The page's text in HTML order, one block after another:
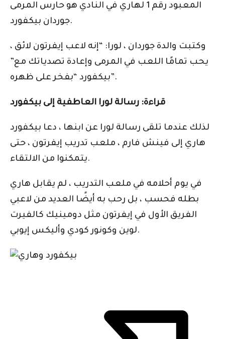
المعبود رقم 1 لهاري في النادي هو حارس المرمى
جوردان بيكفورد.
وكتبت والدة جوردان ، لورا: “إنه لاعب إيفرتون لائق ،
يحب تمامًا اللعب في المرمى وإعادة تصدياتك مع”
بيكفورد “بفخر على ظهره”.
قراءة: رسالة لورا العاطفية إلى بيكفورد
لذلك عندما تلقى رسالة لورا عن ابنها ، دعا بيكفورد
هاري إلى فينش فارم ، ملعب تدريب إيفرتون ، حتى
يتمكنوا من الالتقاء.
في يوم أحلامه في ملعب التدريب ، لم يقابل هاري
بطله فحسب ، بل رحب به أيضًا العديد من لاعبي
الفريق الأول في إيفرتون مثل دومينيك كالفيرت
لوين وكونور كودي وأليكس إيوبي.